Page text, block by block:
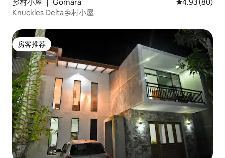
Knuckles Delta乡村小屋
房客推荐
房客推荐